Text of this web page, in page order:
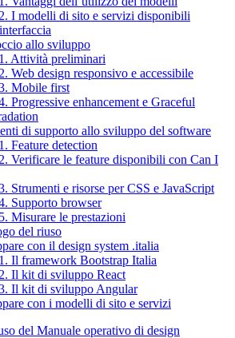
I modelli di sito e servizi disponibili
allo sviluppo
Attività preliminari
Web design responsivo e accessibile
Mobile first
Progressive enhancement e Graceful
di supporto allo sviluppo del software
Feature detection
Verificare le feature disponibili con Can I
Strumenti e risorse per CSS e JavaScript
Supporto browser
Misurare le prestazioni
del riuso
con il design system .italia
Il framework Bootstrap Italia
Il kit di sviluppo React
Il kit di sviluppo Angular
con i modelli di sito e servizi
del Manuale operativo di design